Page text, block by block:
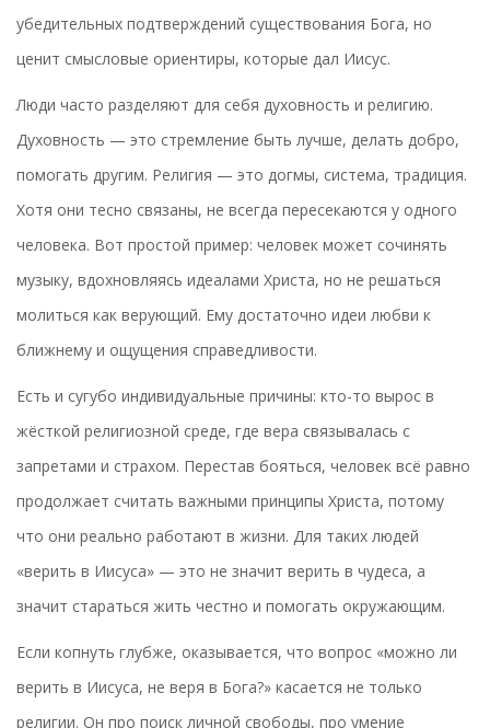
убедительных подтверждений существования Бога, но
ценит смысловые ориентиры, которые дал Иисус.
Люди часто разделяют для себя духовность и религию.
Духовность — это стремление быть лучше, делать добро,
помогать другим. Религия — это догмы, система, традиция.
Хотя они тесно связаны, не всегда пересекаются у одного
человека. Вот простой пример: человек может сочинять
музыку, вдохновляясь идеалами Христа, но не решаться
молиться как верующий. Ему достаточно идеи любви к
ближнему и ощущения справедливости.
Есть и сугубо индивидуальные причины: кто-то вырос в
жёсткой религиозной среде, где вера связывалась с
запретами и страхом. Перестав бояться, человек всё равно
продолжает считать важными принципы Христа, потому
что они реально работают в жизни. Для таких людей
«верить в Иисуса» — это не значит верить в чудеса, а
значит стараться жить честно и помогать окружающим.
Если копнуть глубже, оказывается, что вопрос «можно ли
верить в Иисуса, не веря в Бога?» касается не только
религии. Он про поиск личной свободы, про умение